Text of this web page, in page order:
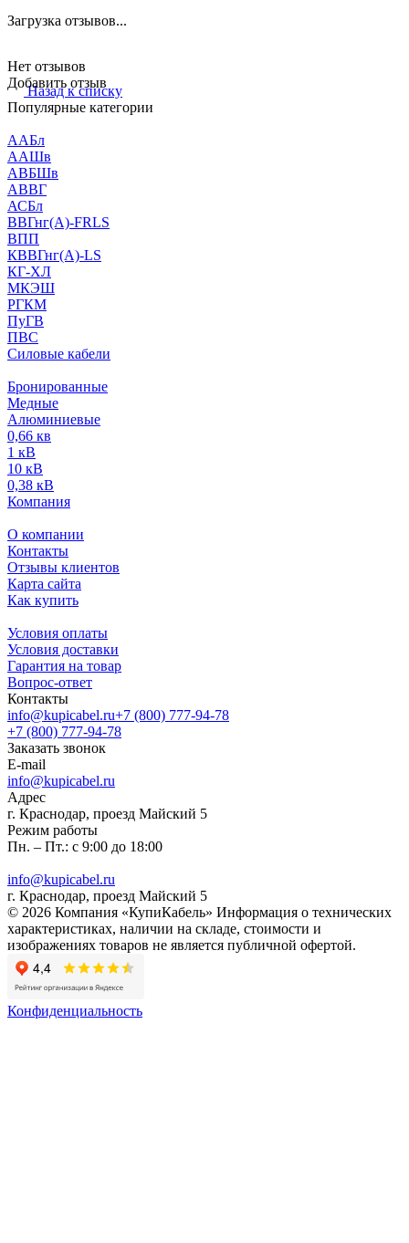
Загрузка отзывов...
Нет отзывов
Добавить отзыв
Назад к списку
Популярные категории
ААБл
ААШв
АВБШв
АВВГ
АСБл
ВВГнг(А)-FRLS
ВПП
КВВГнг(А)-LS
КГ-ХЛ
МКЭШ
РГКМ
ПуГВ
ПВС
Силовые кабели
Бронированные
Медные
Алюминиевые
0,66 кв
1 кВ
10 кВ
0,38 кВ
Компания
О компании
Контакты
Отзывы клиентов
Карта сайта
Как купить
Условия оплаты
Условия доставки
Гарантия на товар
Вопрос-ответ
Контакты
info@kupicabel.ru+7 (800) 777-94-78
+7 (800) 777-94-78
Заказать звонок
E-mail
info@kupicabel.ru
Адрес
г. Краснодар, проезд Майский 5
Режим работы
Пн. – Пт.: с 9:00 до 18:00
info@kupicabel.ru
г. Краснодар, проезд Майский 5
© 2026 Компания «КупиКабель» Информация о технических
характеристиках, наличии на складе, стоимости и
изображениях товаров не является публичной офертой.
Конфиденциальность